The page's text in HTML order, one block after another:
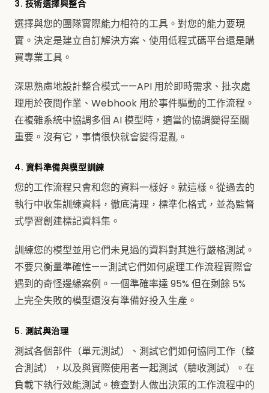
3. 技術選擇與整合
選擇與您的團隊實際能力相符的工具。對您的能力要現
實。決定是建立自訂解決方案、使用低程式碼平台還是購
買專業工具。
深思熟慮地設計整合模式——API 用於即時需求、批次處
理用於夜間作業、Webhook 用於事件驅動的工作流程。
在複雜系統中協調多個 AI 模型時，適當的協調變得至關
重要。沒有它，事情很快就會變得混亂。
4. 資料準備與模型訓練
您的工作流程只會和您的資料一樣好。就這樣。從過去的
執行中收集訓練資料，徹底清理，標準化格式，並為監督
式學習創建標記資料集。
訓練您的模型並用它們未見過的資料對其進行嚴格測試。
不要只衡量準確性——測試它們如何處理工作流程實際會
遇到的奇怪邊緣案例。一個準確率達 95% 但在剩餘 5%
上完全失敗的模型還沒有準備好投入生產。
5. 測試與治理
測試各個部件（單元測試）、測試它們如何協同工作（整
合測試），以及與實際使用者一起測試（驗收測試）。在
負載下執行效能測試。檢查對人做出決策的工作流程中的